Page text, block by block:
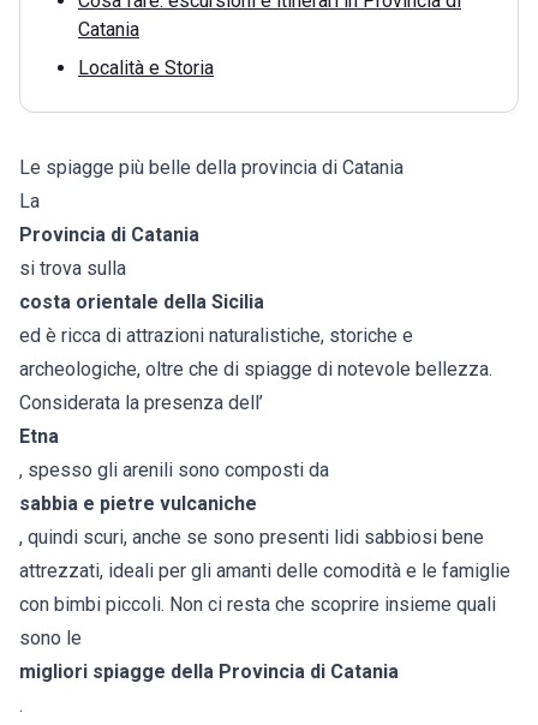
Catania
Località e Storia
Le spiagge più belle della provincia di Catania
La
Provincia di Catania
si trova sulla
costa orientale della Sicilia
ed è ricca di attrazioni naturalistiche, storiche e
archeologiche, oltre che di spiagge di notevole bellezza.
Considerata la presenza dell’
Etna
, spesso gli arenili sono composti da
sabbia e pietre vulcaniche
, quindi scuri, anche se sono presenti lidi sabbiosi bene
attrezzati, ideali per gli amanti delle comodità e le famiglie
con bimbi piccoli. Non ci resta che scoprire insieme quali
sono le
migliori spiagge della Provincia di Catania
.